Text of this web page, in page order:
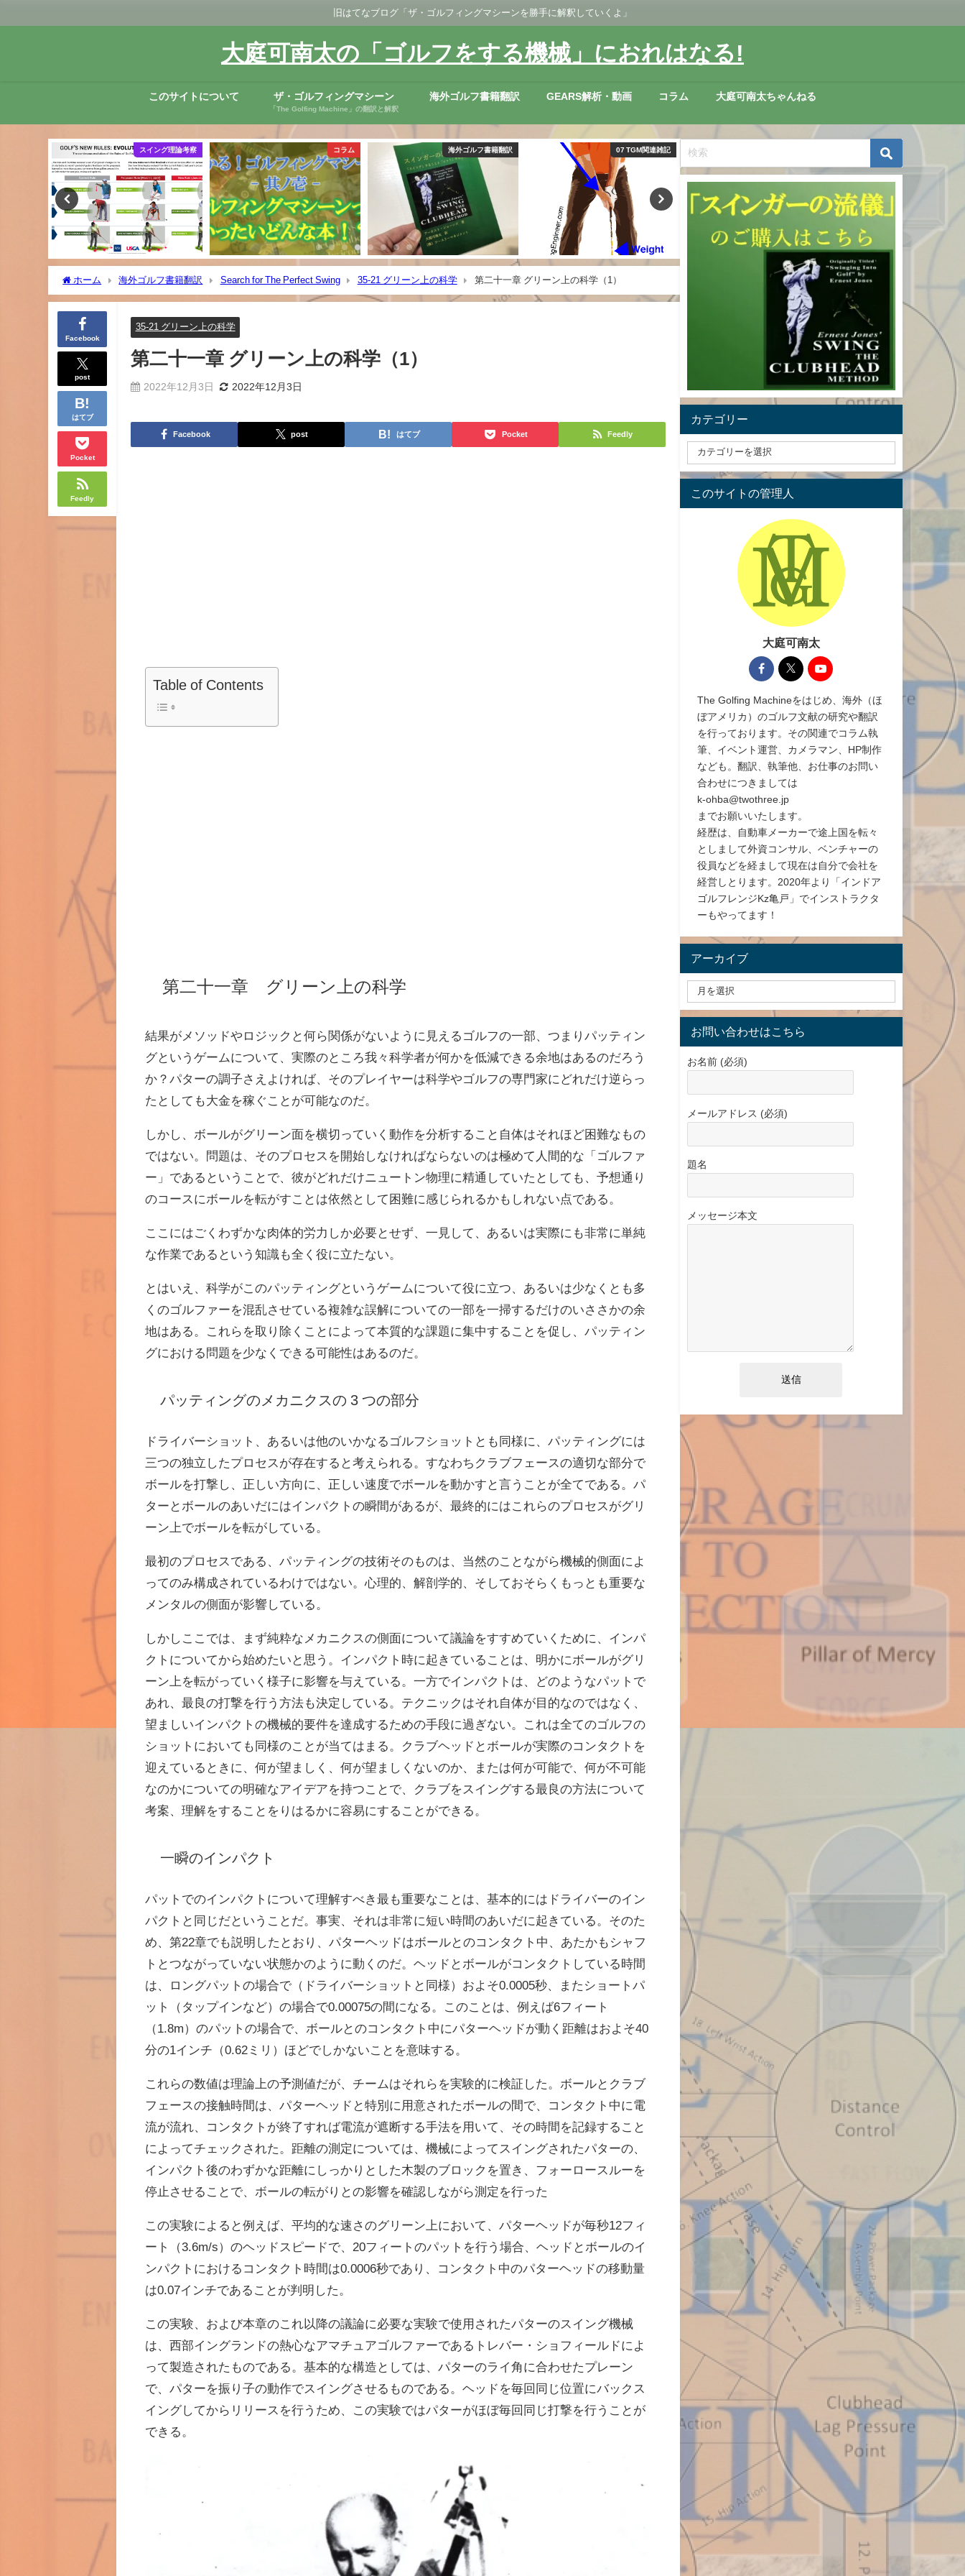
旧はてなブログ「ザ・ゴルフィングマシーンを勝手に解釈していくよ」
大庭可南太の「ゴルフをする機械」におれはなる!
このサイトについて ザ・ゴルフィングマシーン
「The Golfing Machine」の翻訳と解釈
海外ゴルフ書籍翻訳 GEARS解析・動画 コラム 大庭可南太ちゃんねる
コラム 海外ゴルフ書籍翻訳 07 TGM関連雑記 国内外ツアー情報
ホーム 海外ゴルフ書籍翻訳 Search for The Perfect Swing 35-21 グリーン上の科学 第二十一章 グリーン上の科学（1）
Facebook
post
はてブ
Pocket
Feedly
35-21 グリーン上の科学
第二十一章 グリーン上の科学（1）
2022年12月3日 2022年12月3日
Facebook post はてブ Pocket Feedly
Table of Contents
第二十一章 グリーン上の科学
結果がメソッドやロジックと何ら関係がないように見えるゴルフの一部、つまりパッティン
グというゲームについて、実際のところ我々科学者が何かを低減できる余地はあるのだろう
か？パターの調子さえよければ、そのプレイヤーは科学やゴルフの専門家にどれだけ逆らっ
たとしても大金を稼ぐことが可能なのだ。
しかし、ボールがグリーン面を横切っていく動作を分析すること自体はそれほど困難なもの
ではない。問題は、そのプロセスを開始しなければならないのは極めて人間的な「ゴルファ
ー」であるということで、彼がどれだけニュートン物理に精通していたとしても、予想通り
のコースにボールを転がすことは依然として困難に感じられるかもしれない点である。
ここにはごくわずかな肉体的労力しか必要とせず、一見して、あるいは実際にも非常に単純
な作業であるという知識も全く役に立たない。
とはいえ、科学がこのパッティングというゲームについて役に立つ、あるいは少なくとも多
くのゴルファーを混乱させている複雑な誤解についての一部を一掃するだけのいささかの余
地はある。これらを取り除くことによって本質的な課題に集中することを促し、パッティン
グにおける問題を少なくできる可能性はあるのだ。
パッティングのメカニクスの 3 つの部分
ドライバーショット、あるいは他のいかなるゴルフショットとも同様に、パッティングには
三つの独立したプロセスが存在すると考えられる。すなわちクラブフェースの適切な部分で
ボールを打撃し、正しい方向に、正しい速度でボールを動かすと言うことが全てである。パ
ターとボールのあいだにはインパクトの瞬間があるが、最終的にはこれらのプロセスがグリ
ーン上でボールを転がしている。
最初のプロセスである、パッティングの技術そのものは、当然のことながら機械的側面によ
ってのみ構成されているわけではない。心理的、解剖学的、そしておそらくもっとも重要な
メンタルの側面が影響している。
しかしここでは、まず純粋なメカニクスの側面について議論をすすめていくために、インパ
クトについてから始めたいと思う。インパクト時に起きていることは、明かにボールがグリ
ーン上を転がっていく様子に影響を与えている。一方でインパクトは、どのようなパットで
あれ、最良の打撃を行う方法も決定している。テクニックはそれ自体が目的なのではなく、
望ましいインパクトの機械的要件を達成するための手段に過ぎない。これは全てのゴルフの
ショットにおいても同様のことが当てはまる。クラブヘッドとボールが実際のコンタクトを
迎えているときに、何が望ましく、何が望ましくないのか、または何が可能で、何が不可能
なのかについての明確なアイデアを持つことで、クラブをスイングする最良の方法について
考案、理解をすることをりはるかに容易にすることができる。
一瞬のインパクト
パットでのインパクトについて理解すべき最も重要なことは、基本的にはドライバーのイン
パクトと同じだということだ。事実、それは非常に短い時間のあいだに起きている。そのた
め、第22章でも説明したとおり、パターヘッドはボールとのコンタクト中、あたかもシャフ
トとつながっていない状態かのように動くのだ。ヘッドとボールがコンタクトしている時間
は、ロングパットの場合で（ドライバーショットと同様）およそ0.0005秒、またショートパ
ット（タップインなど）の場合で0.00075の間になる。このことは、例えば6フィート
（1.8m）のパットの場合で、ボールとのコンタクト中にパターヘッドが動く距離はおよそ40
分の1 インチ（0.62 ミリ）ほどでしかないことを意味する。
これらの数値は理論上の予測値だが、チームはそれらを実験的に検証した。ボールとクラブ
フェースの接触時間は、パターヘッドと特別に用意されたボールの間で、コンタクト中に電
流が流れ、コンタクトが終了すれば電流が遮断する手法を用いて、その時間を記録すること
によってチェックされた。距離の測定については、機械によってスイングされたパターの、
インパクト後のわずかな距離にしっかりとした木製のブロックを置き、フォーロースルーを
停止させることで、ボールの転がりとの影響を確認しながら測定を行った
この実験によると例えば、平均的な速さのグリーン上において、パターヘッドが毎秒12フィ
ート（3.6m/s）のヘッドスピードで、 20フィートのパットを行う場合、ヘッドとボールのイ
ンパクトにおけるコンタクト時間は0.0006秒であり、コンタクト中のパターヘッドの移動量
は0.07インチであることが判明した。
この実験、および本章のこれ以降の議論に必要な実験で使用されたパターのスイング機械
は、西部イングランドの熱心なアマチュアゴルファーであるトレバー・ショフィールドによ
って製造されたものである。基本的な構造としては、パターのライ角に合わせたプレーン
で、パターを振り子の動作でスイングさせるものである。ヘッドを毎回同じ位置にバックス
イングしてからリリースを行うため、この実験ではパターがほぼ毎回同じ打撃を行うことが
できる。
カテゴリー
このサイトの管理人
大庭可南太
The Golfing Machineをはじめ、海外（ほ
ぼアメリカ）のゴルフ文献の研究や翻訳
を行っております。その関連でコラム執
筆、イベント運営、カメラマン、HP制作
なども。翻訳、執筆他、お仕事のお問い
合わせにつきましては
k-ohba@twothree.jp
までお願いいたします。
経歴は、自動車メーカーで途上国を転々
としまして外資コンサル、ベンチャーの
役員などを経まして現在は自分で会社を
経営しとります。2020年より「インドア
ゴルフレンジKz亀戸」でインストラクタ
ーもやってます！
アーカイブ
お問い合わせはこちら
お名前 (必須)
メールアドレス (必須)
題名
メッセージ本文